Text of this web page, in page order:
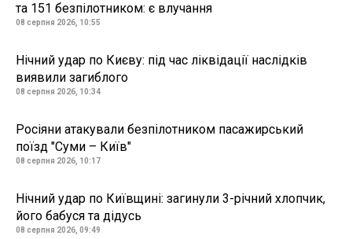
та 151 безпілотником: є влучання
08 серпня 2026, 10:55
Нічний удар по Києву: під час ліквідації наслідків
виявили загиблого
08 серпня 2026, 10:34
Росіяни атакували безпілотником пасажирський
поїзд "Суми – Київ"
08 серпня 2026, 10:17
Нічний удар по Київщині: загинули 3-річний хлопчик,
його бабуся та дідусь
08 серпня 2026, 09:49